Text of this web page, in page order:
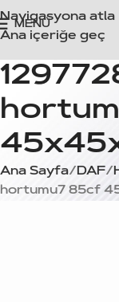
Navigasyona atla
Ana içeriğe geç
MENÜ
Ana Sayfa DAF
hortumu7 85cf